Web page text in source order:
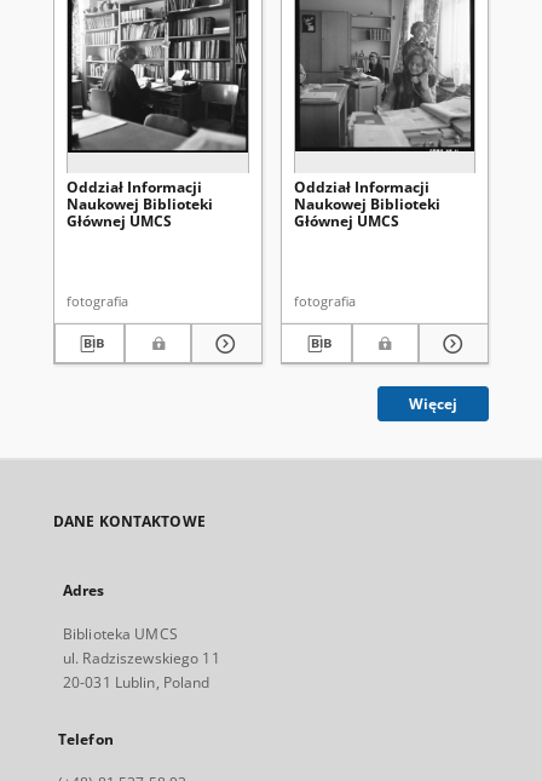
Oddział Informacji
Naukowej Biblioteki
Głównej UMCS
fotografia
Oddział Informacji
Naukowej Biblioteki
Głównej UMCS
fotografia
Więcej
DANE KONTAKTOWE
Adres
Biblioteka UMCS
ul. Radziszewskiego 11
20-031 Lublin, Poland
Telefon